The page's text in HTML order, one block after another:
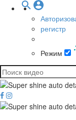
регистр
Режим